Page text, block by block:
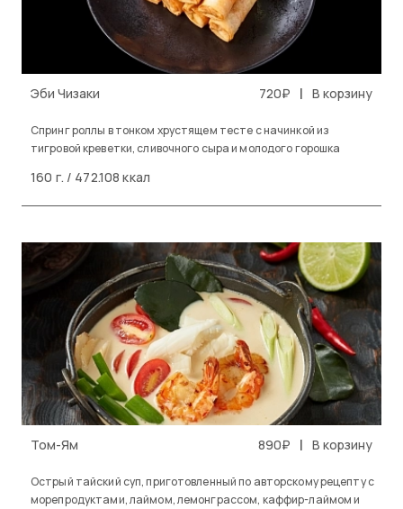
Эби Чизаки 720₽ | В корзину
Спринг роллы в тонком хрустящем тесте с начинкой из
тигровой креветки, сливочного сыра и молодого горошка
160 г. / 472.108 ккал
Том-Ям 890₽ | В корзину
Острый тайский суп, приготовленный по авторскому рецепту с
морепродуктами, лаймом, лемонграссом, каффир-лаймом и